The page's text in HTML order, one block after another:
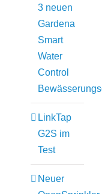
3 neuen
Gardena
Smart
Water
Control
LinkTap
G2S im
Test
Neuer